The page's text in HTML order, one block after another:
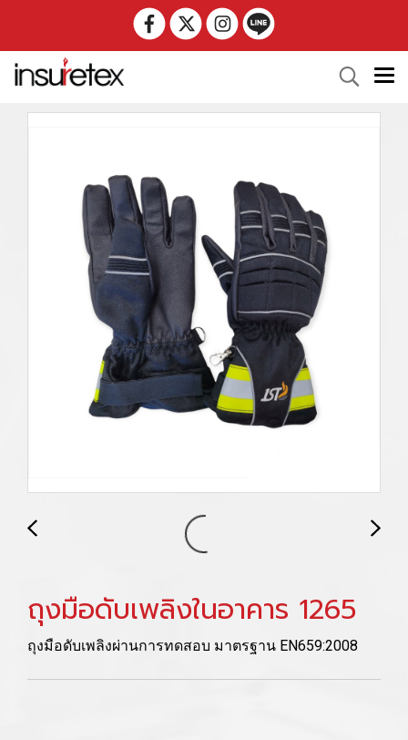
ถุงมือดับเพลิงในอาคาร 1265
ถุงมือดับเพลิงผ่านการทดสอบ มาตรฐาน EN659:2008